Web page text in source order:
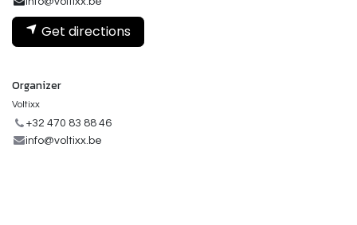
Get directions
Organizer
Voltixx
+32 470 83 88 46
info@voltixx.be